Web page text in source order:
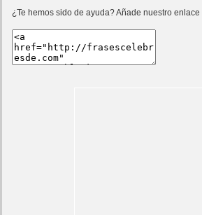
¿Te hemos sido de ayuda? Añade nuestro